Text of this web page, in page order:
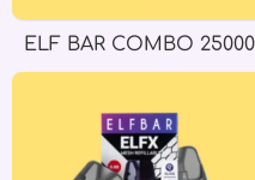
ELF BAR COMBO 25000